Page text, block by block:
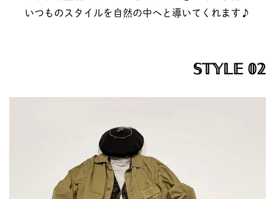
いつものスタイルを自然の中へと導いてくれます♪
𝕊𝕋𝕐𝕃𝔼 𝟘𝟚